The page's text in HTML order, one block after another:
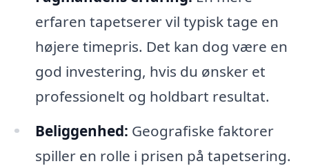
erfaren tapetserer vil typisk tage en
højere timepris. Det kan dog være en
god investering, hvis du ønsker et
professionelt og holdbart resultat.
Beliggenhed: Geografiske faktorer
spiller en rolle i prisen på tapetsering.